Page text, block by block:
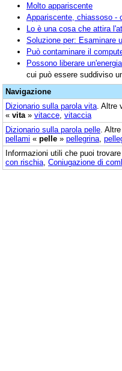
Molto appariscente
Appariscente, chiassoso -
Lo è una cosa che attira
Soluzione per: Esaminare
Può contaminare il
Possono liberare
cui può essere suddiviso
Navigazione
Dizionario sulla parola vita .
« vita » vitacce vitaccia
Dizionario sulla parola pelle .
pellami « pelle » pellegrina
Informazioni utili che puoi
con rischia Coniugazione di